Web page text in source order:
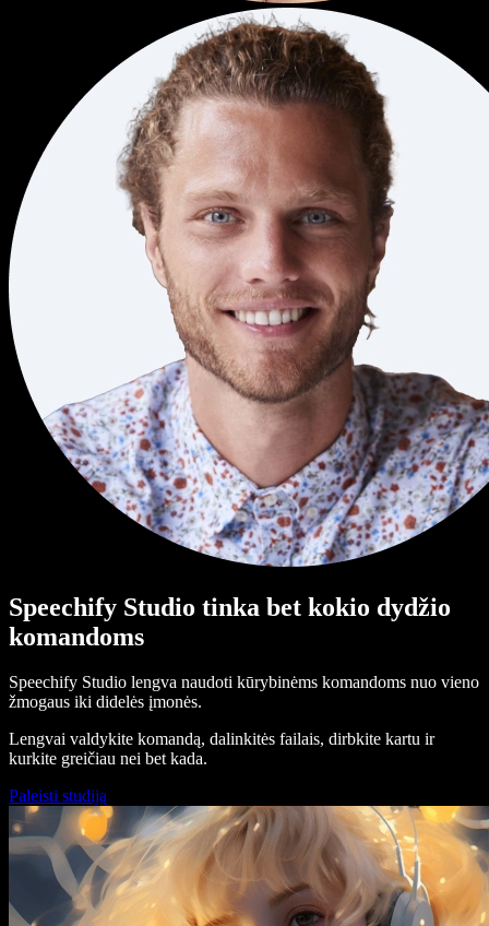
Speechify Studio tinka bet kokio dydžio
komandoms
Speechify Studio lengva naudoti kūrybinėms komandoms nuo vieno
žmogaus iki didelės įmonės.
Lengvai valdykite komandą, dalinkitės failais, dirbkite kartu ir
kurkite greičiau nei bet kada.
Paleisti studiją